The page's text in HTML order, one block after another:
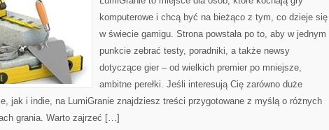
komputerowe i chcą być na bieżąco z tym, co dzieje się
w świecie gamigu. Strona powstała po to, aby w jednym
punkcie zebrać testy, poradniki, a także newsy
dotyczące gier – od wielkich premier po mniejsze,
ambitne perełki. Jeśli interesują Cię zarówno duże
jak i indie, na LumiGranie znajdziesz treści przygotowane z myślą o różnych
grania. Warto zajrzeć […]